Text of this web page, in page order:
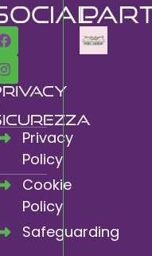
Privacy
Policy
Cookie
Policy
Safeguarding